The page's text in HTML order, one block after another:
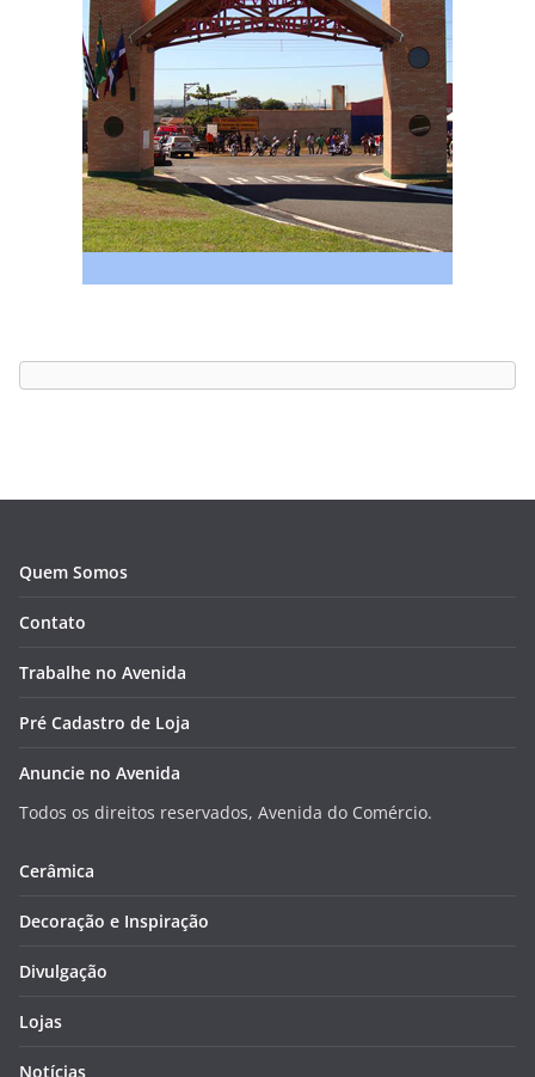
Quem Somos
Contato
Trabalhe no Avenida
Pré Cadastro de Loja
Anuncie no Avenida
Todos os direitos reservados, Avenida do Comércio.
Cerâmica
Decoração e Inspiração
Divulgação
Lojas
Notícias